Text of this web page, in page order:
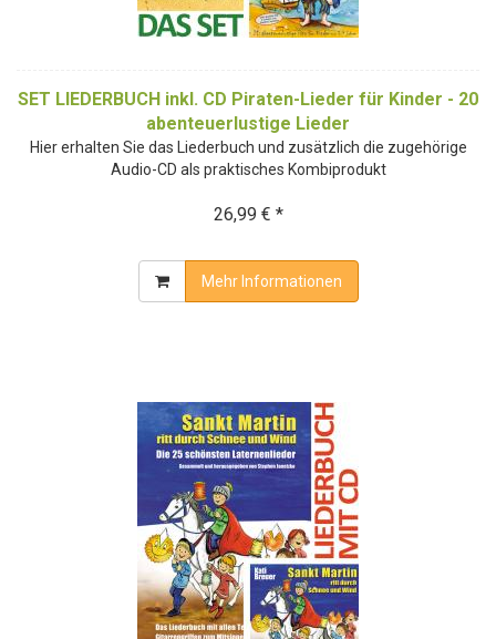
SET LIEDERBUCH inkl. CD Piraten-Lieder für Kinder - 20
abenteuerlustige Lieder
Hier erhalten Sie das Liederbuch und zusätzlich die zugehörige
Audio-CD als praktisches Kombiprodukt
26,99 € *
Mehr Informationen